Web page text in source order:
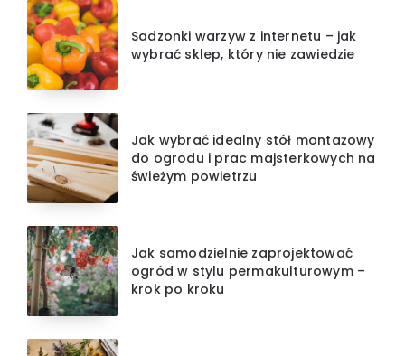
Sadzonki warzyw z internetu – jak
wybrać sklep, który nie zawiedzie
Jak wybrać idealny stół montażowy
do ogrodu i prac majsterkowych na
świeżym powietrzu
Jak samodzielnie zaprojektować
ogród w stylu permakulturowym –
krok po kroku